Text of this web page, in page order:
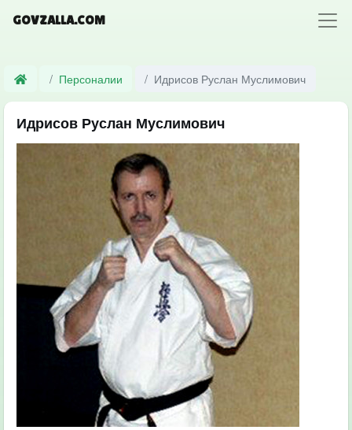
GOVZALLA.COM
Персоналии Идрисов Руслан Муслимович
Идрисов Руслан Муслимович